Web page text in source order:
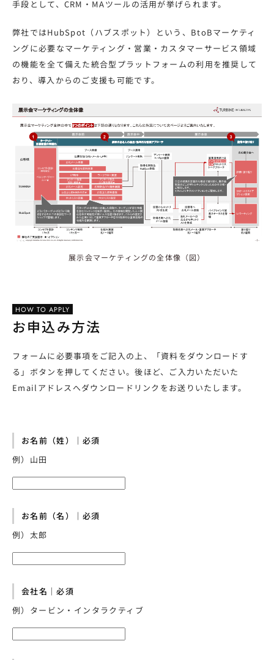
手段として、CRM・MAツールの活用が挙げられます。
弊社ではHubSpot（ハブスポット）という、BtoBマーケティ
ングに必要なマーケティング・営業・カスタマーサービス領域
の機能を全て備えた統合型プラットフォームの利用を推奨して
おり、導入からのご支援も可能です。
展示会マーケティングの全体像（図）
HOW TO APPLY
お申込み方法
フォームに必要事項をご記入の上、「資料をダウンロードす
る」ボタンを押してください。後ほど、ご入力いただいた
Emailアドレスへダウンロードリンクをお送りいたします。
お名前（姓）｜必須
例）山田
お名前（名）｜必須
例）太郎
会社名｜必須
例）タービン・インタラクティブ